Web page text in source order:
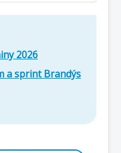
2026
a sprint Brandýs